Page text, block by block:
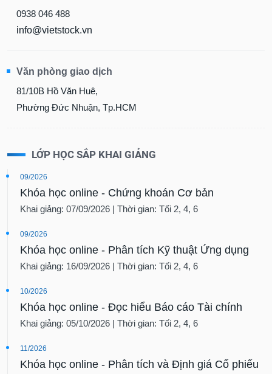
0938 046 488
info@vietstock.vn
Văn phòng giao dịch
81/10B Hồ Văn Huê,
Phường Đức Nhuận, Tp.HCM
LỚP HỌC SẮP KHAI GIẢNG
09/2026
Khóa học online - Chứng khoán Cơ bản
Khai giảng: 07/09/2026 | Thời gian: Tối 2, 4, 6
09/2026
Khóa học online - Phân tích Kỹ thuật Ứng dụng
Khai giảng: 16/09/2026 | Thời gian: Tối 2, 4, 6
10/2026
Khóa học online - Đọc hiểu Báo cáo Tài chính
Khai giảng: 05/10/2026 | Thời gian: Tối 2, 4, 6
11/2026
Khóa học online - Phân tích và Định giá Cổ phiếu